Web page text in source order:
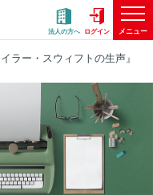
法人の方へ ログイン メニュー
イラー・スウィフトの生声』